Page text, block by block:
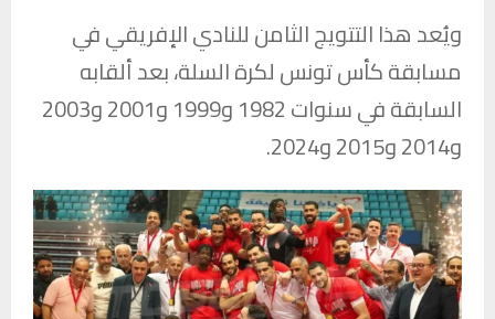
ويُعد هذا التتويج الثامن للنادي الإفريقي في
مسابقة كأس تونس لكرة السلة، بعد ألقابه
السابقة في سنوات 1982 و1999 و2001 و2003
و2014 و2015 و2024.